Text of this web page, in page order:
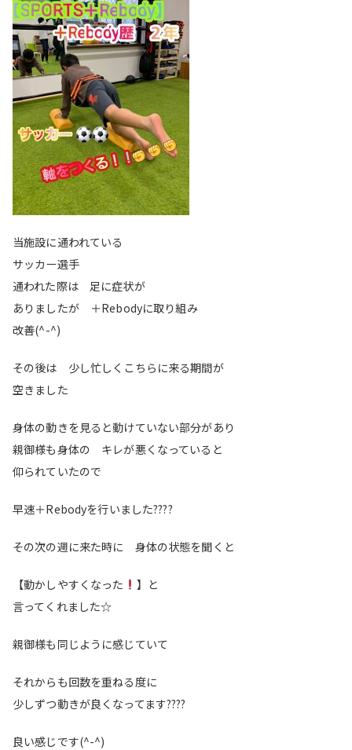
当施設に通われている
サッカー選手
通われた際は 足に症状が
ありましたが ＋Rebodyに取り組み
改善(^-^)
その後は 少し忙しくこちらに来る期間が
空きました
身体の動きを見ると動けていない部分があり
親御様も身体の キレが悪くなっていると
仰られていたので
早速＋Rebodyを行いました????
その次の週に来た時に 身体の状態を聞くと
【動かしやすくなった
】と
言ってくれました☆
親御様も同じように感じていて
それからも回数を重ねる度に
少しずつ動きが良くなってます????
良い感じです(^-^)